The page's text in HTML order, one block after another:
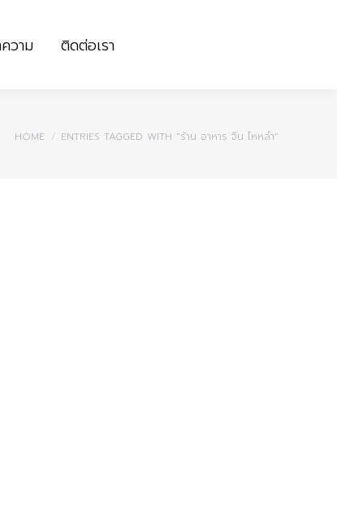
วาม ติดต่อเรา
You are here:
HOME ENTRIES TAGGED WITH "ร้าน อาหาร จีน ไหหลํา"